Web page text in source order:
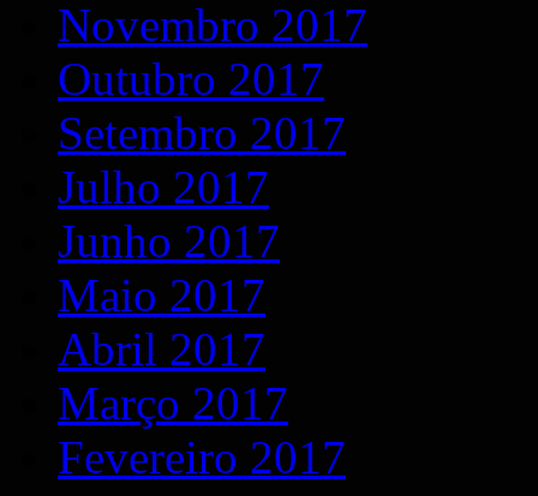
Novembro 2017
Outubro 2017
Setembro 2017
Julho 2017
Junho 2017
Maio 2017
Abril 2017
Março 2017
Fevereiro 2017